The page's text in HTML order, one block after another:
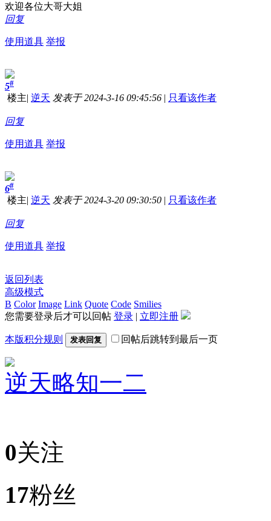
欢迎各位大哥大姐
回复
使用道具 举报
5#
楼主| 逆天 发表于 2024-3-16 09:45:56 | 只看该作者
回复
使用道具 举报
6#
楼主| 逆天 发表于 2024-3-20 09:30:50 | 只看该作者
回复
使用道具 举报
返回列表
高级模式
B Color Image Link Quote Code Smilies
您需要登录后才可以回帖 登录 | 立即注册
本版积分规则 发表回复 回帖后跳转到最后一页
逆天略知一二
0关注
17粉丝